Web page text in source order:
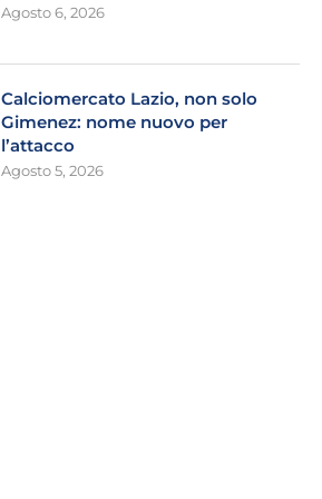
Agosto 6, 2026
Calciomercato Lazio, non solo
Gimenez: nome nuovo per
l’attacco
Agosto 5, 2026